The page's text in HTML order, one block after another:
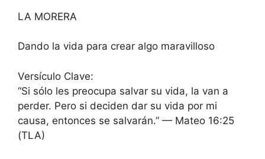
LA MORERA
Dando la vida para crear algo maravilloso
Versículo Clave:
“Si sólo les preocupa salvar su vida, la van a
perder. Pero si deciden dar su vida por mi
causa, entonces se salvarán.” — Mateo 16:25
(TLA)